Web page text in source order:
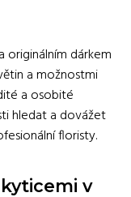
originálním dárkem
a možnostmi
a osobité
hledat a dovážet
floristy.
v